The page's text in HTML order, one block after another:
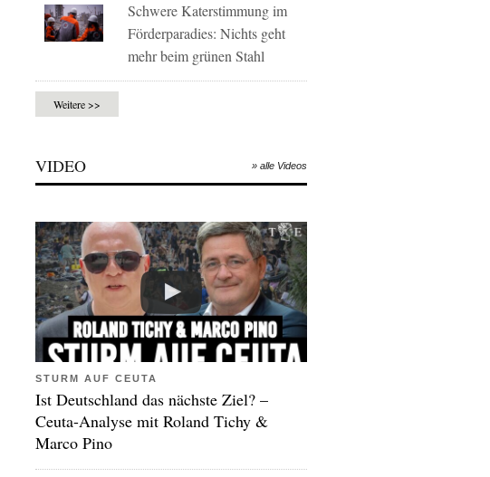
Schwere Katerstimmung im
Förderparadies: Nichts geht
mehr beim grünen Stahl
Weitere >>
VIDEO » alle Videos
STURM AUF CEUTA
Ist Deutschland das nächste Ziel? –
Ceuta-Analyse mit Roland Tichy &
Marco Pino